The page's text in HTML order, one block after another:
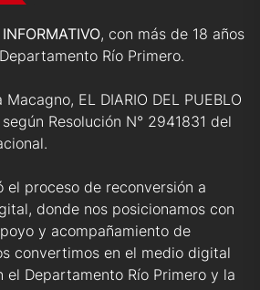
, con más de 18 años
Río Primero.
EL DIARIO DEL PUEBLO
Resolución N° 2941831 del
el proceso de reconversión a
donde nos posicionamos con
y acompañamiento de
convertimos en el medio digital
el Departamento Río Primero y la